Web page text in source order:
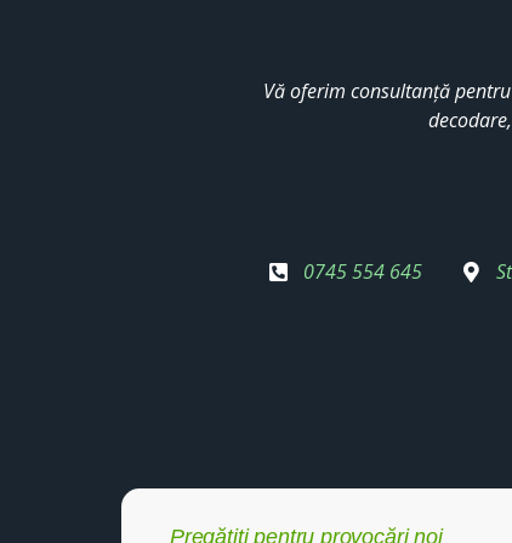
Vă oferim consultanță
0745 554 645
Pregătiți pentru provocări noi